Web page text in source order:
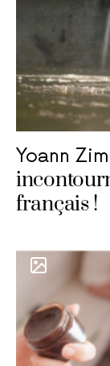
Yoann
français !